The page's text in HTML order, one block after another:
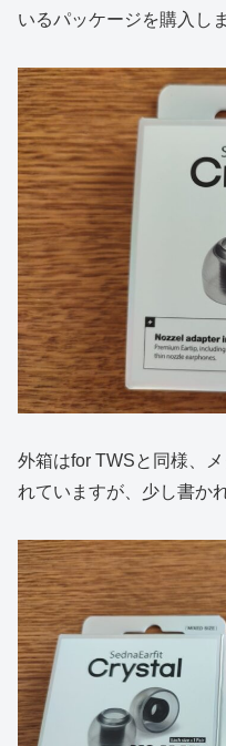
いるパッケージを購入し
外箱はfor TWSと同様、
れていますが、少し書か